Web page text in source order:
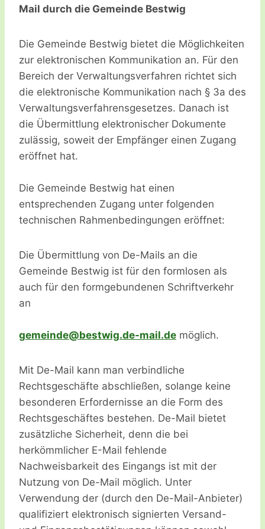
Mail durch die Gemeinde Bestwig
Die Gemeinde Bestwig bietet die Möglichkeiten
zur elektronischen Kommunikation an. Für den
Bereich der Verwaltungsverfahren richtet sich
die elektronische Kommunikation nach § 3a des
Verwaltungsverfahrensgesetzes. Danach ist
die Übermittlung elektronischer Dokumente
zulässig, soweit der Empfänger einen Zugang
eröffnet hat.
Die Gemeinde Bestwig hat einen
entsprechenden Zugang unter folgenden
technischen Rahmenbedingungen eröffnet:
Die Übermittlung von De-Mails an die
Gemeinde Bestwig ist für den formlosen als
auch für den formgebundenen Schriftverkehr
an
ed.li
am-ed
.giwt
seb@e
dniem
eg möglich.
Mit De-Mail kann man verbindliche
Rechtsgeschäfte abschließen, solange keine
besonderen Erfordernisse an die Form des
Rechtsgeschäftes bestehen. De-Mail bietet
zusätzliche Sicherheit, denn die bei
herkömmlicher E-Mail fehlende
Nachweisbarkeit des Eingangs ist mit der
Nutzung von De-Mail möglich. Unter
Verwendung der (durch den De-Mail-Anbieter)
qualifiziert elektronisch signierten Versand-